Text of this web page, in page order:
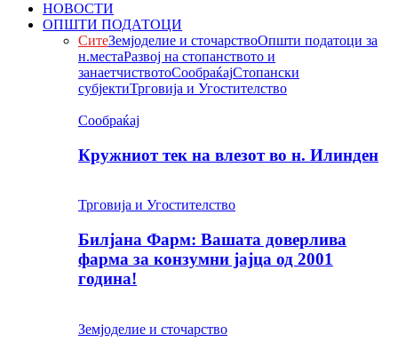
НОВОСТИ
ОПШТИ ПОДАТОЦИ
СитеЗемјоделие и сточарствоОпшти податоци за
н.местаРазвој на стопанството и
занаетчиствотоСообраќајСтопански
субјектиТрговија и Угостителство
Сообраќај
Кружниот тек на влезот во н. Илинден
Трговија и Угостителство
Билјана Фарм: Вашата доверлива
фарма за конзумни јајца од 2001
година!
Земјоделие и сточарство